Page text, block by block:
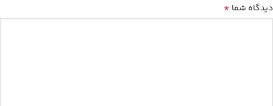
دیدگاه شما *